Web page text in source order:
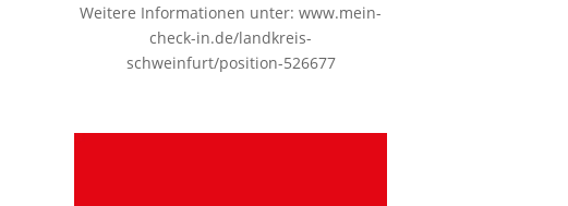
Weitere Informationen unter:www.mein-
check-in.de/landkreis-
schweinfurt/position-526677